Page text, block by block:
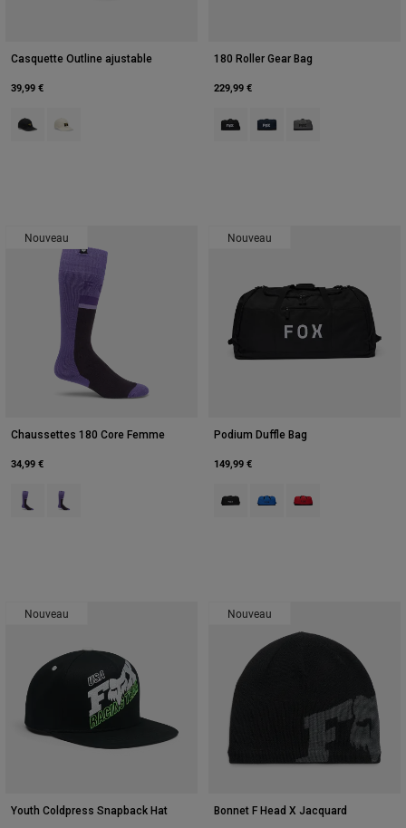
Casquette Outline ajustable
39,99 €
Product swatch type of Noir.
Product swatch type of Pearl White.
180 Roller Gear Bag
229,99 €
Product swatch type of Noir.
Product swatch type of
Product swatch
Nouveau
Chaussettes 180 Core Femme
34,99 €
Product swatch type of Myrtille.
Product swatch type of Blanc/Noir.
Nouveau
Podium Duffle Bag
149,99 €
Product swatch type of Noir.
Product swatch type of
Product swatch
Nouveau
Youth Coldpress Snapback Hat
Nouveau
Bonnet F Head X Jacquard